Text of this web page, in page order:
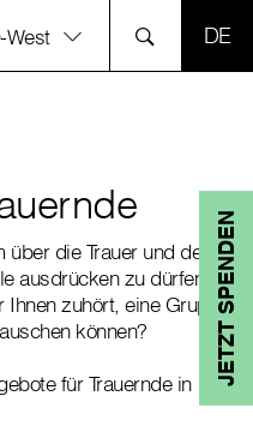
West
JETZT SPENDEN
die Trauer und den
ausdrücken zu dürfen?
Ihnen zuhört, eine Gruppe
können?
für Trauernde in